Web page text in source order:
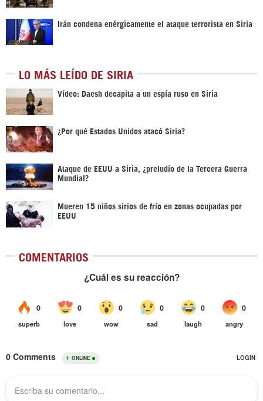
Irán condena enérgicamente el ataque terrorista en Siria
LO MÁS LEÍDO DE SIRIA
Vídeo: Daesh decapita a un espía ruso en Siria
¿Por qué Estados Unidos atacó Siria?
Ataque de EEUU a Siria, ¿preludio de la Tercera Guerra
Mundial?
Mueren 15 niños sirios de frío en zonas ocupadas por
EEUU
COMENTARIOS